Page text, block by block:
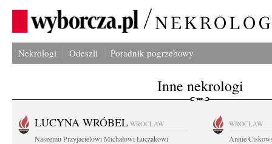
Nekrologi Odeszli Poradnik pogrzebowy
Inne nekrologi
LUCYNA WRÓBEL WROCŁAW
Naszemu Przyjacielowi Michałowi Łuczakowi
WROCŁAW
Annie